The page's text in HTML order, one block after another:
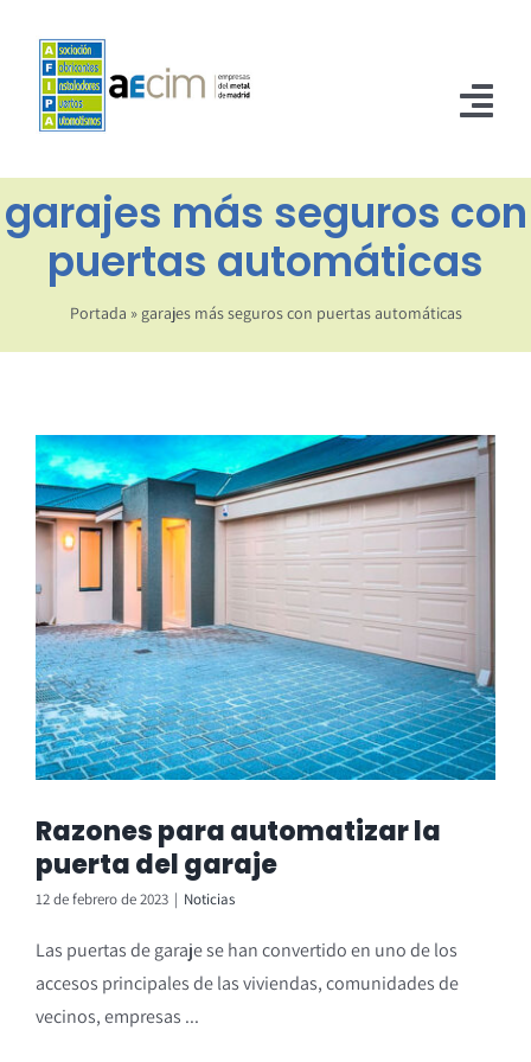
contenido
INICIO
ASOCIADOS
NORMATIVA
CONTACTO
garajes más seguros con
puertas automáticas
Portada » garajes más seguros con puertas automáticas
Razones para automatizar la
puerta del garaje
12 de febrero de 2023 | Noticias
Las puertas de garaje se han convertido en uno de los
accesos principales de las viviendas, comunidades de
vecinos, empresas ...